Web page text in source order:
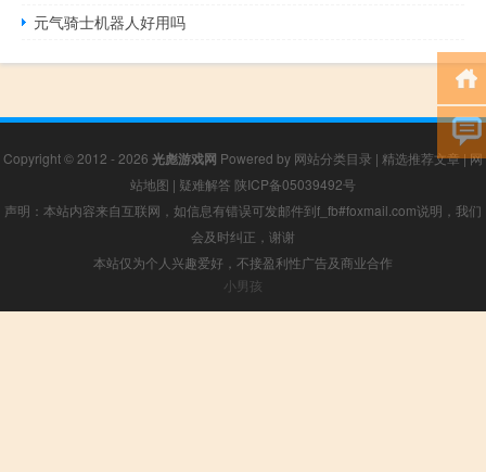
元气骑士机器人好用吗
Copyright © 2012 - 2026 光彪游戏网 Powered by 网站分类目录 | 精选推荐文章|网
站地图 | 疑难解答 陕ICP备05039492号
声明：本站内容来自互联网，如信息有错误可发邮件到f_fb#foxmail.com说明，我们
会及时纠正，谢谢
本站仅为个人兴趣爱好，不接盈利性广告及商业合作
小男孩